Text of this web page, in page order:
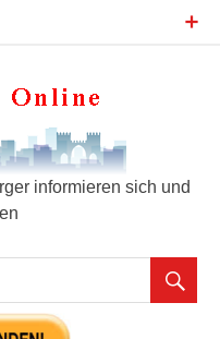
informieren sich und